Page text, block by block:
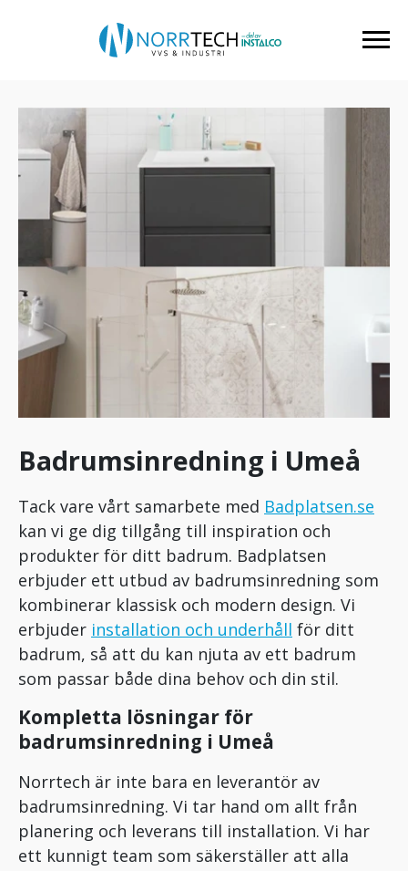
Badrumsinredning i Umeå
Tack vare vårt samarbete med Badplatsen.se
kan vi ge dig tillgång till inspiration och
produkter för ditt badrum. Badplatsen
erbjuder ett utbud av badrumsinredning som
kombinerar klassisk och modern design. Vi
erbjuder installation och underhåll för ditt
badrum, så att du kan njuta av ett badrum
som passar både dina behov och din stil.
Kompletta lösningar för
badrumsinredning i Umeå
Norrtech är inte bara en leverantör av
badrumsinredning. Vi tar hand om allt från
planering och leverans till installation. Vi har
ett kunnigt team som säkerställer att alla